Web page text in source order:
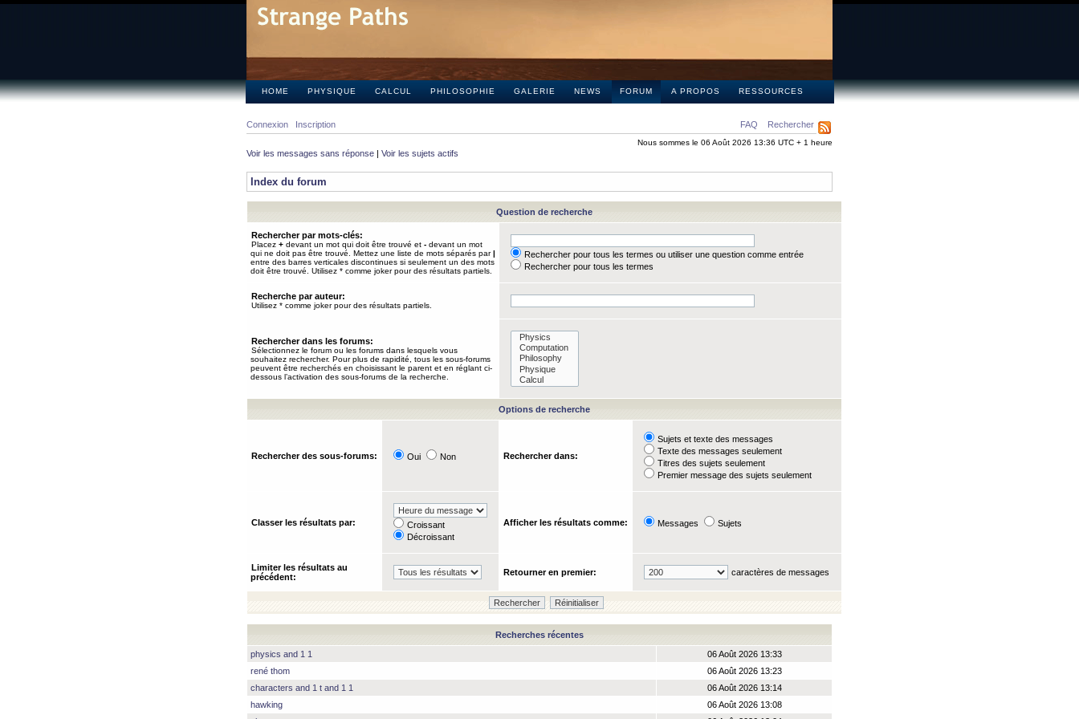
HOME PHYSIQUE CALCUL PHILOSOPHIE GALERIE NEWS FORUM A PROPOS RESSOURCES
FAQ Rechercher
Connexion Inscription
Nous sommes le 06 Août 2026 13:36 UTC + 1 heure
Voir les messages sans réponse | Voir les sujets actifs
Index du forum
Question de recherche
Rechercher par mots-clés:
Placez + devant un mot qui doit être trouvé et - devant un mot
qui ne doit pas être trouvé. Mettez une liste de mots séparés par|
entre des barres verticales discontinues si seulement un des mots
doit être trouvé. Utilisez * comme joker pour des résultats partiels.
Rechercher pour tous les termes ou utiliser une question comme entrée
Rechercher pour tous les termes
Recherche par auteur:
Utilisez * comme joker pour des résultats partiels.
Rechercher dans les forums:
Sélectionnez le forum ou les forums dans lesquels vous
souhaitez rechercher. Pour plus de rapidité, tous les sous-forums
peuvent être recherchés en choisissant le parent et en réglant ci-
dessous l’activation des sous-forums de la recherche.
Options de recherche
Rechercher des sous-forums: Oui Non Rechercher dans:
Sujets et texte des messages
Texte des messages seulement
Titres des sujets seulement
Premier message des sujets seulement
Classer les résultats par:
Croissant
Décroissant
Afficher les résultats comme: Messages Sujets
Limiter les résultats au
précédent:
Retourner en premier: caractères de messages
Recherches récentes
physics and 1 1
06 Août 2026 13:33
rené thom
06 Août 2026 13:23
characters and 1 t and 1 1
06 Août 2026 13:14
hawking
06 Août 2026 13:08